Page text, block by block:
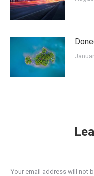
Your email address will not